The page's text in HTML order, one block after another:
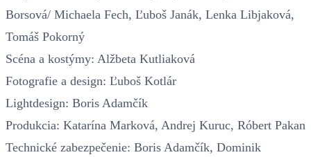
Borsová/ Michaela Fech, Ľuboš Janák, Lenka Libjaková,
Tomáš Pokorný
Scéna a kostýmy: Alžbeta Kutliaková
Fotografie a design: Ľuboš Kotlár
Lightdesign: Boris Adamčík
Produkcia: Katarína Marková, Andrej Kuruc, Róbert Pakan
Technické zabezpečenie: Boris Adamčík, Dominik